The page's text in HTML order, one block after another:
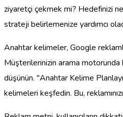
ziyaretçi çekmek mi? Hedefinizi
strateji belirlemenize yardımcı
Anahtar kelimeler, Google
Müşterilerinizin arama motorunda
düşünün. "Anahtar Kelime
kelimeleri keşfedin. Bu,